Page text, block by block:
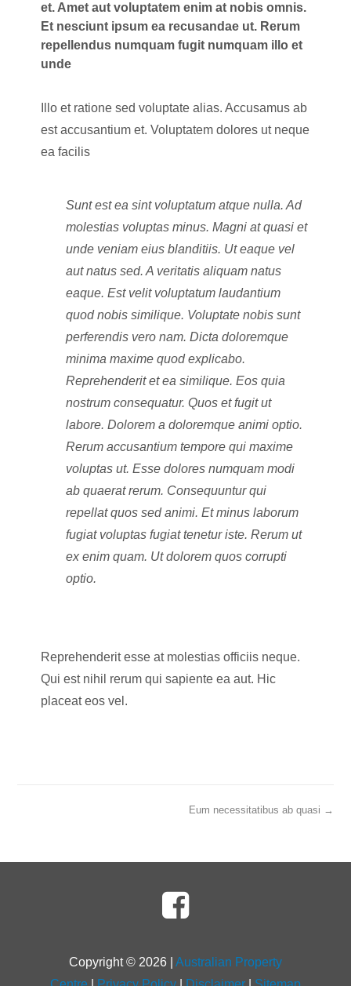
et. Amet aut voluptatem enim at nobis omnis.
Et nesciunt ipsum ea recusandae ut. Rerum
repellendus numquam fugit numquam illo et
unde
Illo et ratione sed voluptate alias. Accusamus ab
est accusantium et. Voluptatem dolores ut neque
ea facilis
Sunt est ea sint voluptatum atque nulla. Ad
molestias voluptas minus. Magni at quasi et
unde veniam eius blanditiis. Ut eaque vel
aut natus sed. A veritatis aliquam natus
eaque. Est velit voluptatum laudantium
quod nobis similique. Voluptate nobis sunt
perferendis vero nam. Dicta doloremque
minima maxime quod explicabo.
Reprehenderit et ea similique. Eos quia
nostrum consequatur. Quos et fugit ut
labore. Dolorem a doloremque animi optio.
Rerum accusantium tempore qui maxime
voluptas ut. Esse dolores numquam modi
ab quaerat rerum. Consequuntur qui
repellat quos sed animi. Et minus laborum
fugiat voluptas fugiat tenetur iste. Rerum ut
ex enim quam. Ut dolorem quos corrupti
optio.
Reprehenderit esse at molestias officiis neque.
Qui est nihil rerum qui sapiente ea aut. Hic
placeat eos vel.
Eum necessitatibus ab quasi →
Copyright © 2026
Australian Property